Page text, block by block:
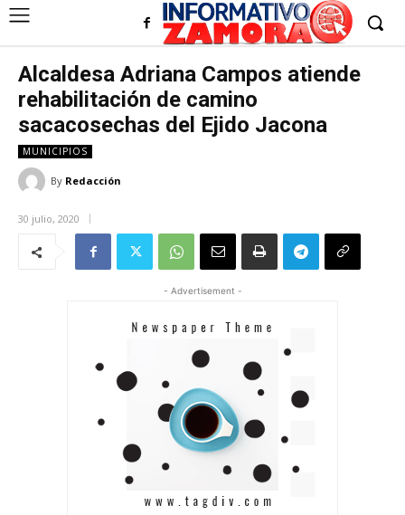
Alcaldesa Adriana Campos atiende
rehabilitación de camino
sacacosechas del Ejido Jacona
MUNICIPIOS
By Redacción
30 julio, 2020
- Advertisement -